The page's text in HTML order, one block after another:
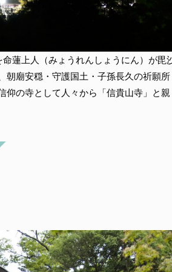
蓮上人（みょうれんしょうにん）が毘
朝廟安穏・守護国土・子孫長久の祈願所
仰の寺として人々から「信貴山寺」と親